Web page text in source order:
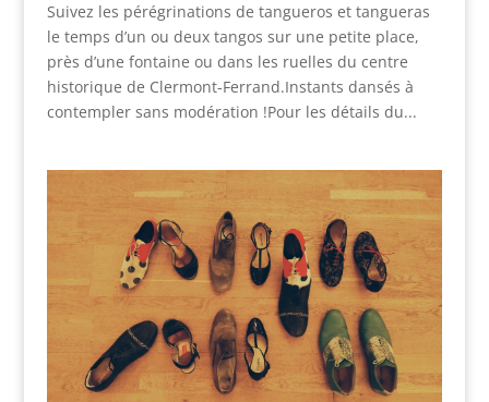
Suivez les pérégrinations de tangueros et tangueras
le temps d’un ou deux tangos sur une petite place,
près d’une fontaine ou dans les ruelles du centre
historique de Clermont-Ferrand.Instants dansés à
contempler sans modération !Pour les détails du...